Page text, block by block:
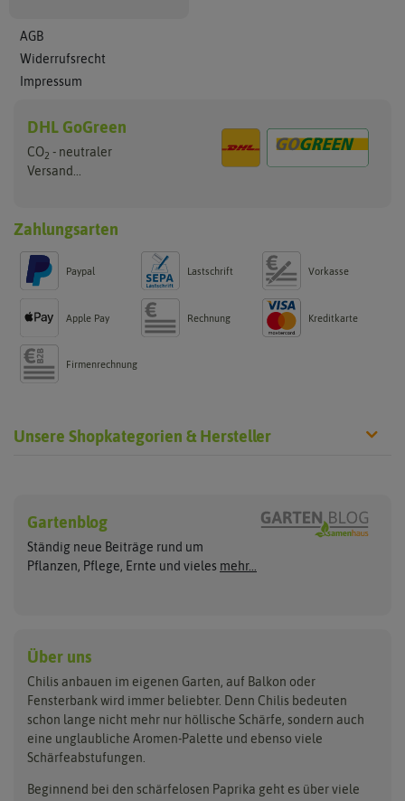
AGB
Widerrufsrecht
Impressum
DHL GoGreen
CO2 - neutraler
Versand...
Zahlungsarten
Paypal Lastschrift Vorkasse
Apple Pay Rechnung Kreditkarte
Firmenrechnung
Unsere Shopkategorien & Hersteller
Wilde Sorten
Jalapenosamen
Habanerosamen
Asien Chilipflanzen
Jalapenopflanzen
Anzucht, Kultivierung
& Ernte
Arche Noah
ASB Greenworld
Buzzy Seeds
Carl Pabst
COMPO
Culinaris - Saatgut für
De Bolster Bio-Samen
Gusta Garden
Jiffy
Gartenblog
Ständig neue Beiträge rund um
Pflanzen, Pflege, Ernte und vieles mehr...
Über uns
Chilis anbauen im eigenen Garten, auf Balkon oder
Fensterbank wird immer beliebter. Denn Chilis bedeuten
schon lange nicht mehr nur höllische Schärfe, sondern auch
eine unglaubliche Aromen-Palette und ebenso viele
Schärfeabstufungen.
Beginnend bei den schärfelosen Paprika geht es über viele